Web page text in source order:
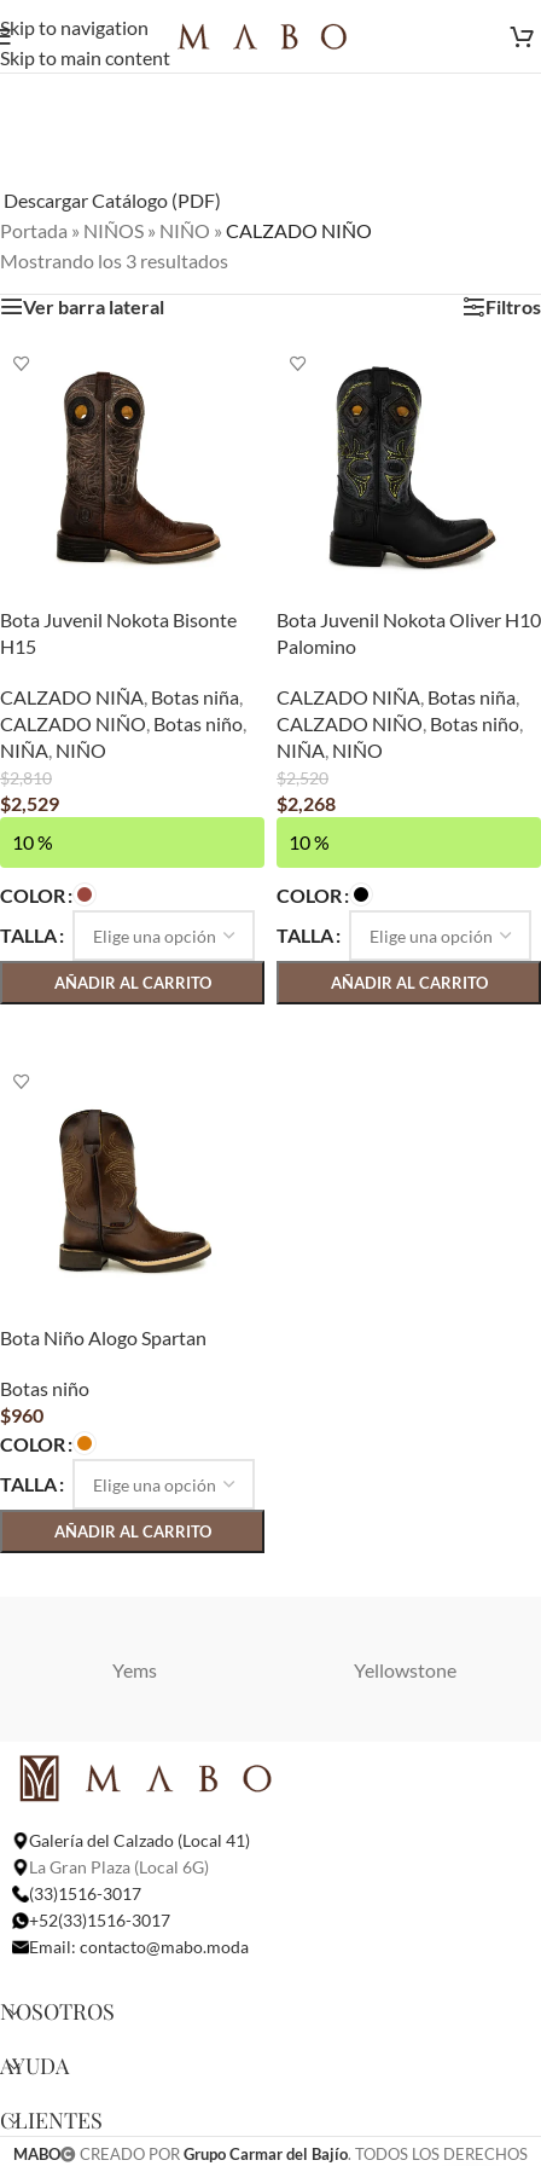
Skip to navigation
Skip to main content
Descargar Catálogo (PDF)
Portada » NIÑOS » NIÑO » CALZADO NIÑO
Mostrando los 3 resultados
Ver barra lateral
Filtros
Bota Juvenil Nokota Bisonte
H15
CALZADO NIÑA, Botas niña,
CALZADO NIÑO, Botas niño,
NIÑA, NIÑO
$2,810
$2,529
10 %
COLOR
TALLA
AÑADIR AL CARRITO
Bota Juvenil Nokota Oliver H10
Palomino
CALZADO NIÑA, Botas niña,
CALZADO NIÑO, Botas niño,
NIÑA, NIÑO
$2,520
$2,268
10 %
COLOR
TALLA
AÑADIR AL CARRITO
Bota Niño Alogo Spartan
Botas niño
$960
COLOR
TALLA
AÑADIR AL CARRITO
Yems Yellowstone
Galería del Calzado (Local 41)
La Gran Plaza (Local 6G)
(33)1516-3017
+52(33)1516-3017
Email: contacto@mabo.moda
NOSOTROS
AYUDA
CLIENTES
MABO CREADO PORGrupo Carmar del Bajío. TODOS LOS DERECHOS